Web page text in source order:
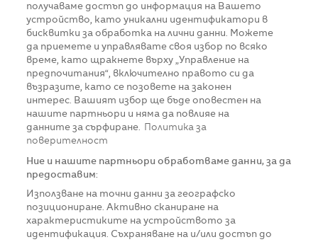
получаваме достъп до информация на Вашето
устройство, като уникални идентификатори в
бисквитки за обработка на лични данни. Можете
да приемете и управлявате своя избор по всяко
време, като щракнете върху „Управление на
предпочитания“, включително правото си да
възразите, като се позовете на законен
интерес. Вашият избор ще бъде оповестен на
нашите партньори и няма да повлияе на
данните за сърфиране.
Политика за
поверителност
Ние и нашите партньори обработваме данни, за да
предоставим:
Използване на точни данни за географско
позициониране. Активно сканиране на
характеристиките на устройството за
идентификация. Съхраняване на и/или достъп до